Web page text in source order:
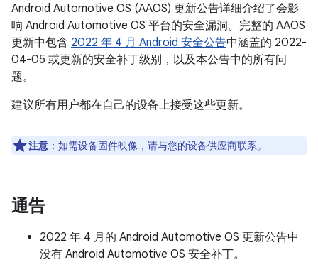
Android Automotive OS (AAOS) 更新公告详细介绍了会影
响 Android Automotive OS 平台的安全漏洞。完整的 AAOS
更新中包含 2022 年 4 月 Android 安全公告中涵盖的 2022-
04-05 或更新的安全补丁级别，以及本公告中的所有问
题。
建议所有用户都在自己的设备上接受这些更新。
注意 ：如需设备固件映像，请与您的设备供应商联系。
通告
2022 年 4 月的 Android Automotive OS 更新公告中
没有 Android Automotive OS 安全补丁。